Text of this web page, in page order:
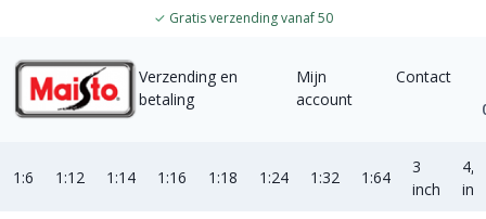
✓ Gratis verzending vanaf 50
Verzending en
betaling
Mijn
account
Contact
1:6 1:12 1:14 1:16 1:18 1:24 1:32 1:64
3
inch
4,5